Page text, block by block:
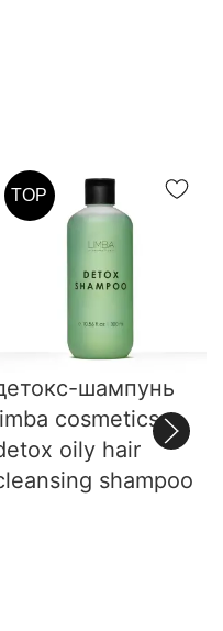
TOP
шампунь
cosmetics
oily hair
shampoo